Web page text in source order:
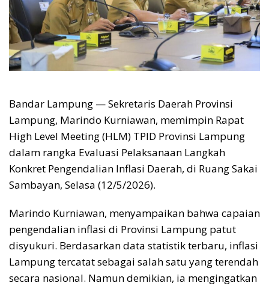
Bandar Lampung — Sekretaris Daerah Provinsi
Lampung, Marindo Kurniawan, memimpin Rapat
High Level Meeting (HLM) TPID Provinsi Lampung
dalam rangka Evaluasi Pelaksanaan Langkah
Konkret Pengendalian Inflasi Daerah, di Ruang Sakai
Sambayan, Selasa (12/5/2026).
Marindo Kurniawan, menyampaikan bahwa capaian
pengendalian inflasi di Provinsi Lampung patut
disyukuri. Berdasarkan data statistik terbaru, inflasi
Lampung tercatat sebagai salah satu yang terendah
secara nasional. Namun demikian, ia mengingatkan